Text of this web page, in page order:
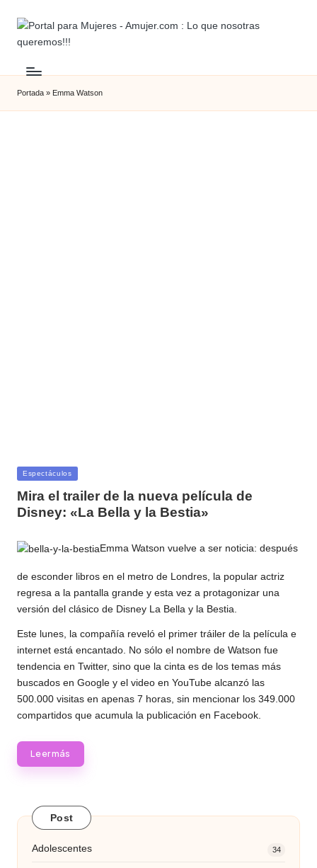
Portada » Emma Watson
Publicada
Espectáculos
Mira el trailer de la nueva película de
Disney: «La Bella y la Bestia»
Emma Watson vuelve a ser noticia: después
de esconder libros en el metro de Londres, la popular actriz
regresa a la pantalla grande y esta vez a protagonizar una
versión del clásico de Disney La Bella y la Bestia.
Este lunes, la compañía reveló el primer tráiler de la película e
internet está encantado. No sólo el nombre de Watson fue
tendencia en Twitter, sino que la cinta es de los temas más
buscados en Google y el video en YouTube alcanzó las
500.000 visitas en apenas 7 horas, sin mencionar los 349.000
compartidos que acumula la publicación en Facebook.
Leer más
Post
Adolescentes 34